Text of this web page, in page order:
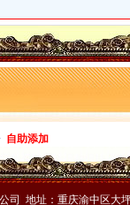
公司注销称号
展
伍素质
办法》励标准大幅提高
场共签订购销协议4.58亿
策
自助添加
司 地址：重庆渝中区大